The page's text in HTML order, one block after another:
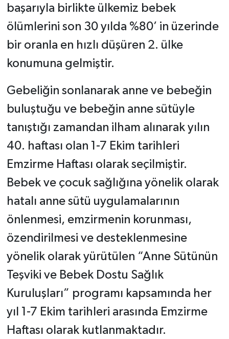
başarıyla birlikte ülkemiz bebek
ölümlerini son 30 yılda %80’ in üzerinde
bir oranla en hızlı düşüren 2. ülke
konumuna gelmiştir.
Gebeliğin sonlanarak anne ve bebeğin
buluştuğu ve bebeğin anne sütüyle
tanıştığı zamandan ilham alınarak yılın
40. haftası olan 1-7 Ekim tarihleri
Emzirme Haftası olarak seçilmiştir.
Bebek ve çocuk sağlığına yönelik olarak
hatalı anne sütü uygulamalarının
önlenmesi, emzirmenin korunması,
özendirilmesi ve desteklenmesine
yönelik olarak yürütülen “Anne Sütünün
Teşviki ve Bebek Dostu Sağlık
Kuruluşları” programı kapsamında her
yıl 1-7 Ekim tarihleri arasında Emzirme
Haftası olarak kutlanmaktadır.